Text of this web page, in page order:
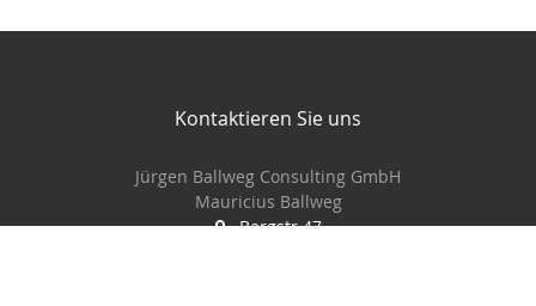
Kontaktieren Sie uns
Jürgen Ballweg Consulting GmbH
Mauricius Ballweg
Bergstr.47